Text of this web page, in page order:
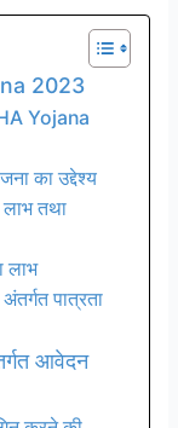
2023
Yojana
का उद्देश्य
तथा
लाभ
पात्रता
आवेदन